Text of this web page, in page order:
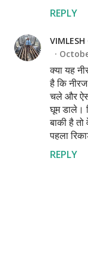
REPLY
VIMLESH
क्या यह
है कि
चले और
घूम डाले।
बाकी है
पहला
REPLY